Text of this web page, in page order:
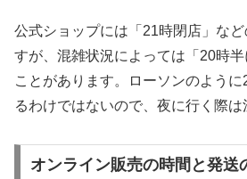
公式ショップには「21時閉店」な
すが、混雑状況によっては「20時
ことがあります。ローソンのよう
るわけではないので、夜に行く際は
オンライン販売の時間と発送